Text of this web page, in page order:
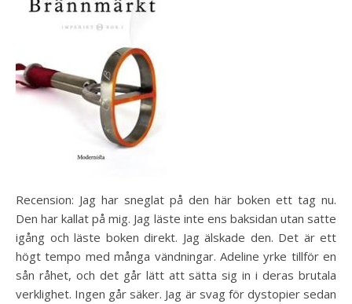
Recension: Jag har sneglat på den här boken ett tag nu.
Den har kallat på mig. Jag läste inte ens baksidan utan satte
igång och läste boken direkt. Jag älskade den. Det är ett
högt tempo med många vändningar. Adeline yrke tillför en
sån råhet, och det går lätt att sätta sig in i deras brutala
verklighet. Ingen går säker. Jag är svag för dystopier sedan